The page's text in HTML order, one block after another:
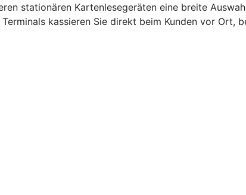
stationären Kartenlesegeräten eine breite
kassieren Sie direkt beim Kunden vor Ort,